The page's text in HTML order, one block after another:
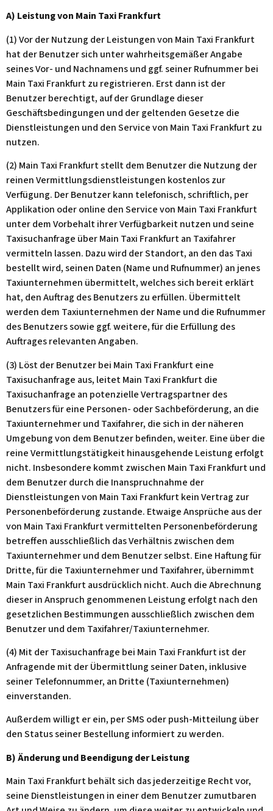
A) Leistung von Main Taxi Frankfurt
(1) Vor der Nutzung der Leistungen von Main Taxi Frankfurt
hat der Benutzer sich unter wahrheitsgemäßer Angabe
seines Vor- und Nachnamens und ggf. seiner Rufnummer bei
Main Taxi Frankfurt zu registrieren. Erst dann ist der
Benutzer berechtigt, auf der Grundlage dieser
Geschäftsbedingungen und der geltenden Gesetze die
Dienstleistungen und den Service von Main Taxi Frankfurt zu
nutzen.
(2) Main Taxi Frankfurt stellt dem Benutzer die Nutzung der
reinen Vermittlungsdienstleistungen kostenlos zur
Verfügung. Der Benutzer kann telefonisch, schriftlich, per
Applikation oder online den Service von Main Taxi Frankfurt
unter dem Vorbehalt ihrer Verfügbarkeit nutzen und seine
Taxisuchanfrage über Main Taxi Frankfurt an Taxifahrer
vermitteln lassen. Dazu wird der Standort, an den das Taxi
bestellt wird, seinen Daten (Name und Rufnummer) an jenes
Taxiunternehmen übermittelt, welches sich bereit erklärt
hat, den Auftrag des Benutzers zu erfüllen. Übermittelt
werden dem Taxiunternehmen der Name und die Rufnummer
des Benutzers sowie ggf. weitere, für die Erfüllung des
Auftrages relevanten Angaben.
(3) Löst der Benutzer bei Main Taxi Frankfurt eine
Taxisuchanfrage aus, leitet Main Taxi Frankfurt die
Taxisuchanfrage an potenzielle Vertragspartner des
Benutzers für eine Personen- oder Sachbeförderung, an die
Taxiunternehmer und Taxifahrer, die sich in der näheren
Umgebung von dem Benutzer befinden, weiter. Eine über die
reine Vermittlungstätigkeit hinausgehende Leistung erfolgt
nicht. Insbesondere kommt zwischen Main Taxi Frankfurt und
dem Benutzer durch die Inanspruchnahme der
Dienstleistungen von Main Taxi Frankfurt kein Vertrag zur
Personenbeförderung zustande. Etwaige Ansprüche aus der
von Main Taxi Frankfurt vermittelten Personenbeförderung
betreffen ausschließlich das Verhältnis zwischen dem
Taxiunternehmer und dem Benutzer selbst. Eine Haftung für
Dritte, für die Taxiunternehmer und Taxifahrer, übernimmt
Main Taxi Frankfurt ausdrücklich nicht. Auch die Abrechnung
dieser in Anspruch genommenen Leistung erfolgt nach den
gesetzlichen Bestimmungen ausschließlich zwischen dem
Benutzer und dem Taxifahrer/Taxiunternehmer.
(4) Mit der Taxisuchanfrage bei Main Taxi Frankfurt ist der
Anfragende mit der Übermittlung seiner Daten, inklusive
seiner Telefonnummer, an Dritte (Taxiunternehmen)
einverstanden.
Außerdem willigt er ein, per SMS oder push-Mitteilung über
den Status seiner Bestellung informiert zu werden.
B) Änderung und Beendigung der Leistung
Main Taxi Frankfurt behält sich das jederzeitige Recht vor,
seine Dienstleistungen in einer dem Benutzer zumutbaren